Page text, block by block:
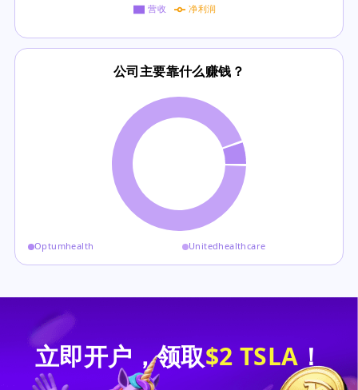
营收 净利润
公司主要靠什么赚钱？
Optumhealth Unitedhealthcare
立即开户，领取$2 TSLA ！